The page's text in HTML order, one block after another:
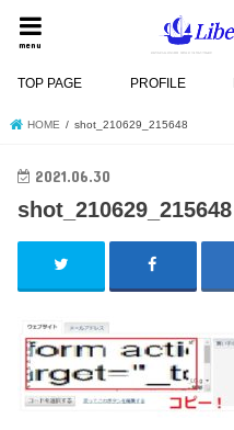
menu
TOP PAGE PROFILE
HOME shot_210629_215648
2021.06.30
shot_210629_215648